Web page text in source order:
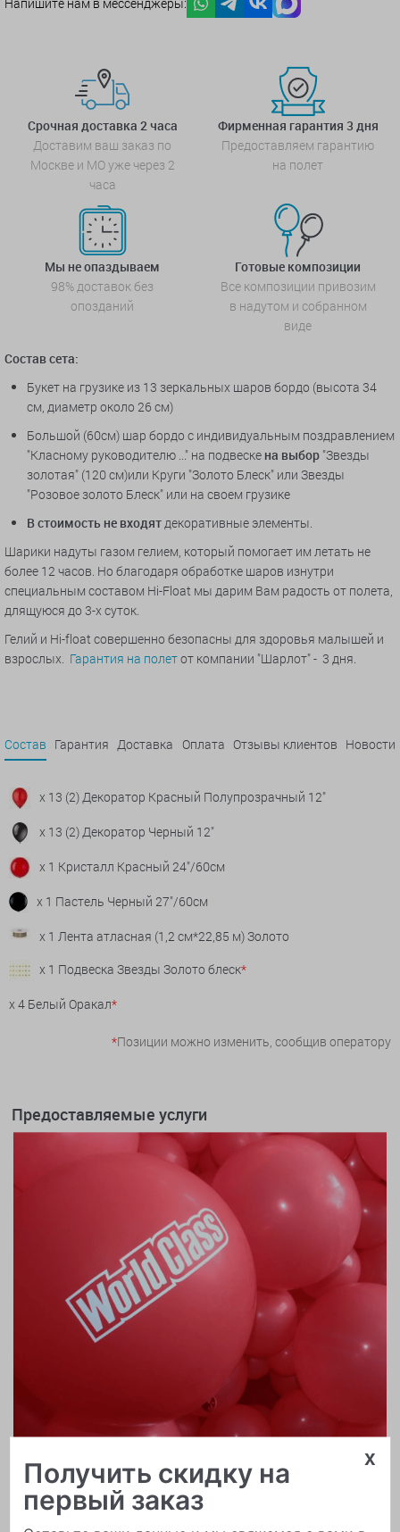
Срочная доставка 2 часа
Доставим ваш заказ по
Москве и МО уже через 2
часа
Фирменная гарантия 3 дня
Предоставляем гарантию
на полет
Мы не опаздываем
98% доставок без
опозданий
Готовые композиции
Все композиции привозим
в надутом и собранном
виде
Состав сета:
Букет на грузике из 13 зеркальных шаров бордо (высота 34
см, диаметр около 26 см)
Большой (60см) шар бордо с индивидуальным поздравлением
"Класному руководителю ..." на подвеске на выбор "Звезды
золотая" (120 см)или Круги "Золото Блеск" или Звезды
"Розовое золото Блеск" или на своем грузике
В стоимость не входятдекоративные элементы.
Шарики надуты газом гелием, который помогает им летать не
более 12 часов. Но благодаря обработке шаров изнутри
специальным составом Hi-Float мы дарим Вам радость от полета,
длящуюся до 3-х суток.
Гелий и Hi-float совершенно безопасны для здоровья малышей и
взрослых. Гарантия на полетот компании "Шарлот" - 3 дня.
Состав Гарантия Доставка Оплата Отзывы клиентов Новости
x 13 (2) Декоратор Красный Полупрозрачный 12"
x 13 (2) Декоратор Черный 12"
x 1 Кристалл Красный 24"/60см
x 1 Пастель Черный 27"/60см
x 1 Лента атласная (1,2 см*22,85 м) Золото
x 1 Подвеска Звезды Золото блеск*
x 4 Белый Оракал*
*Позиции можно изменить, сообщив оператору
Предоставляемые услуги
Печать логотипа
x
Получить скидку на
первый заказ